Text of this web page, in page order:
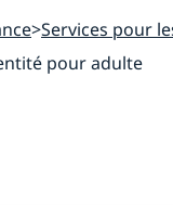
Services pour
pour adulte